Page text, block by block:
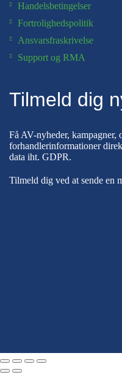
Handelsbetingelser
Fortrolighedspolitik
Ansvarsfraskrivelse
Support og RMA
Tilmeld dig
Få AV-nyheder, kampagner,
forhandlerinformationer
data iht. GDPR.
Tilmeld dig ved at sende en